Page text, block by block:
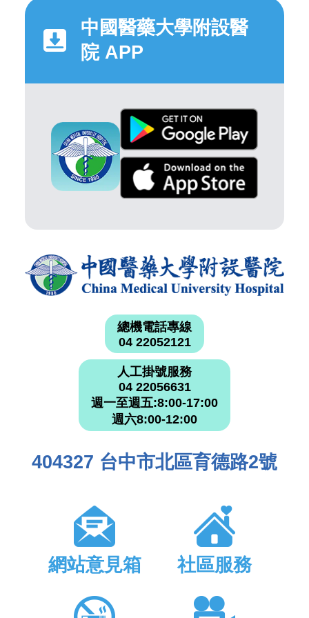
中國醫藥大學附設醫
院 APP
總機電話專線
04 22052121
人工掛號服務
04 22056631
週一至週五:8:00-17:00
週六8:00-12:00
404327 台中市北區育德路2號
網站意見箱 社區服務